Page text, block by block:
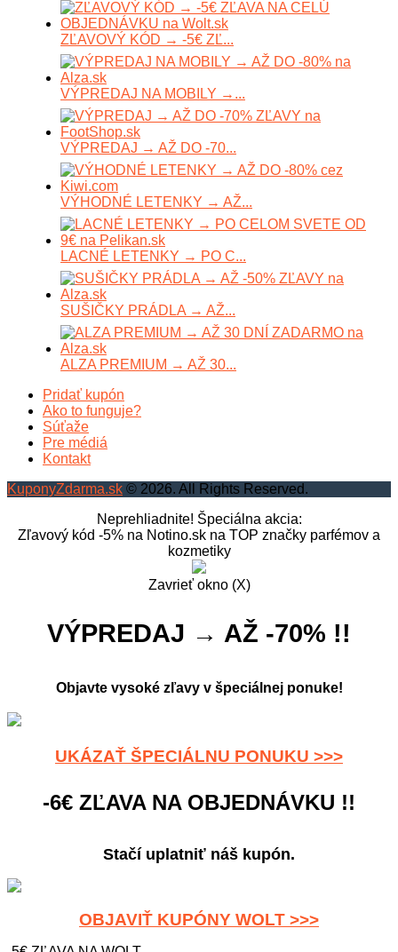
ZĽAVOVÝ KÓD → -5€ ZĽ...
VÝPREDAJ NA MOBILY →...
VÝPREDAJ → AŽ DO -70...
VÝHODNÉ LETENKY → AŽ...
LACNÉ LETENKY → PO C...
SUŠIČKY PRÁDLA → AŽ...
ALZA PREMIUM → AŽ 30...
Pridať kupón
Ako to funguje?
Súťaže
Pre médiá
Kontakt
KuponyZdarma.sk © 2026. All Rights Reserved.
Neprehliadnite! Špeciálna akcia:
Zľavový kód -5% na Notino.sk na TOP značky parfémov a
kozmetiky
Zavrieť okno (X)
VÝPREDAJ → AŽ -70% !!
Objavte vysoké zľavy v špeciálnej ponuke!
UKÁZAŤ ŠPECIÁLNU PONUKU >>>
-6€ ZĽAVA NA OBJEDNÁVKU !!
Stačí uplatniť náš kupón.
OBJAVIŤ KUPÓNY WOLT >>>